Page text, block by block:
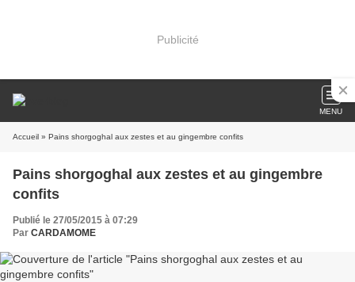
Publicité
MENU
Accueil » Pains shorgoghal aux zestes et au gingembre confits
Pains shorgoghal aux zestes et au gingembre
confits
Publié le 27/05/2015 à 07:29
Par CARDAMOME